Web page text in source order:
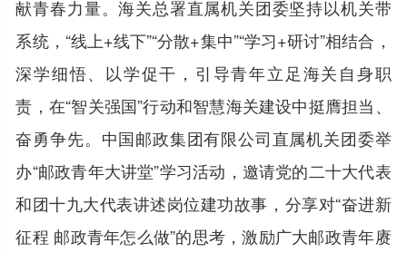
献青春力量。海关总署直属机关团委坚持以机关带
系统，“线上+线下”“分散+集中”“学习+研讨”相结合，
深学细悟、以学促干，引导青年立足海关自身职
责，在“智关强国”行动和智慧海关建设中挺膺担当、
奋勇争先。中国邮政集团有限公司直属机关团委举
办“邮政青年大讲堂”学习活动，邀请党的二十大代表
和团十九大代表讲述岗位建功故事，分享对“奋进新
征程 邮政青年怎么做”的思考，激励广大邮政青年赓